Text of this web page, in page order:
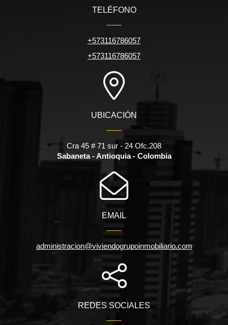
TELÉFONO
+573116786057
+573116786057
UBICACIÓN
Cra 45 # 71 sur - 24 Ofc.208
Sabaneta - Antioquia - Colombia
EMAIL
administracion@viviendogrupoinmobiliario.com
REDES SOCIALES